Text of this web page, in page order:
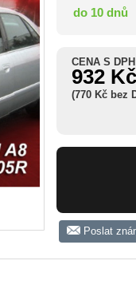
do 10 dnů
CENA S
932 Kč
(770 Kč bez
Poslat